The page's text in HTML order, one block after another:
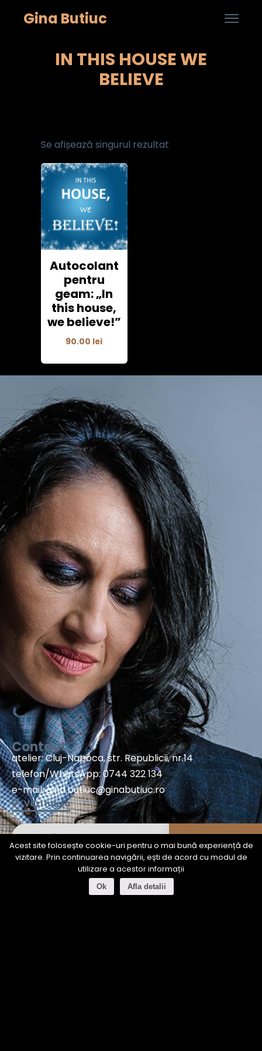
Gina Butiuc
IN THIS HOUSE WE
BELIEVE
Se afișează singurul rezultat
Autocolant
pentru
geam: „In
this house,
we believe!”
90.00 lei
Contact
atelier: Cluj-Napoca, str. Republicii, nr.14
telefon/WhatsApp: 0744 322 134
e-mail:gina.butiuc@ginabutiuc.ro
Vezi harta
Acest site folosește cookie-uri pentru o mai bună experiență de
vizitare. Prin continuarea navigării, ești de acord cu modul de
utilizare a acestor informații
Ok Afla detalii